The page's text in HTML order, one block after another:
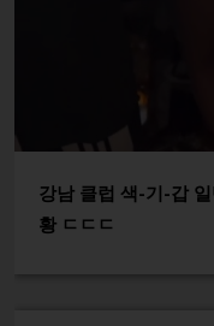
강남 클럽 색-기-갑
황 ㄷㄷㄷ